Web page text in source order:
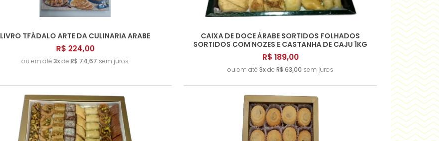
LIVRO TFÁDALO ARTE DA CULINARIA ARABE
R$ 224,00
ou em até 3xde R$ 74,67 sem juros
CAIXA DE DOCE ÁRABE SORTIDOS FOLHADOS
SORTIDOS COM NOZES E CASTANHA DE CAJU 1KG
R$ 189,00
ou em até 3xde R$ 63,00 sem juros